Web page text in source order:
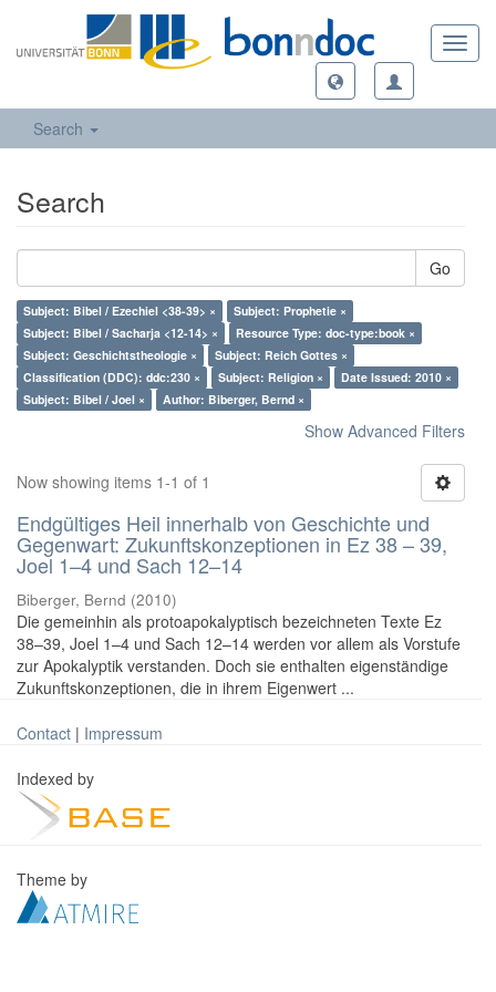
Search
Search
Go
Subject: Bibel / Ezechiel <38-39> ×
Subject: Prophetie ×
Subject: Bibel / Sacharja <12-14> ×
Resource Type: doc-type:book ×
Subject: Geschichtstheologie ×
Subject: Reich Gottes ×
Classification (DDC): ddc:230 ×
Subject: Religion ×
Date Issued: 2010 ×
Subject: Bibel / Joel ×
Author: Biberger, Bernd ×
Show Advanced Filters
Now showing items 1-1 of 1
Endgültiges Heil innerhalb von Geschichte und
Gegenwart: Zukunftskonzeptionen in Ez 38 – 39,
Joel 1–4 und Sach 12–14
Biberger, Bernd (2010)
Die gemeinhin als protoapokalyptisch bezeichneten Texte Ez
38–39, Joel 1–4 und Sach 12–14 werden vor allem als Vorstufe
zur Apokalyptik verstanden. Doch sie enthalten eigenständige
Zukunftskonzeptionen, die in ihrem Eigenwert ...
Contact | Impressum
Indexed by
Theme by